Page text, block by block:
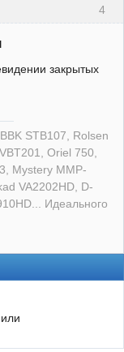
4
закрытых
STB107, Rolsen
Oriel 750,
Mystery MMP-
VA2202HD, D-
Идеального
или